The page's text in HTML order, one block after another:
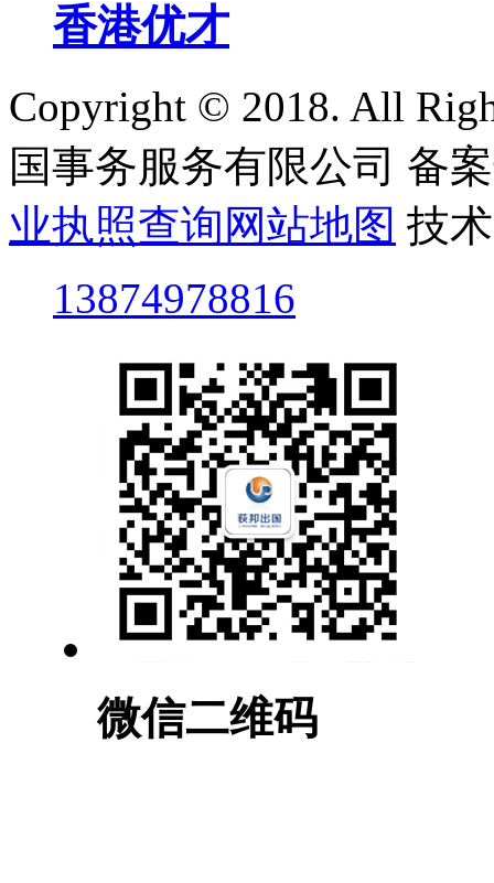
香港优才
Copyright © 2018. All
国事务服务有限公司 备
业执照查询 网站地图 技
13874978816
微信二维码